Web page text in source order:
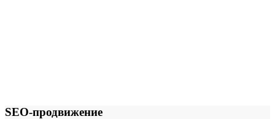
SEO-продвижение